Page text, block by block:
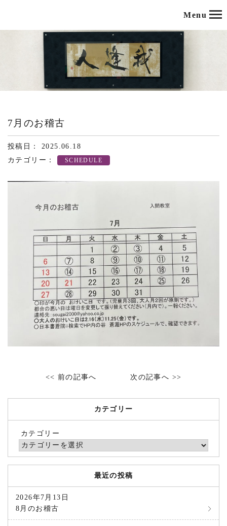
Menu
7月のお稽古
投稿日： 2025.06.18
カテゴリー：
SCHEDULE
<< 前の記事へ 次の記事へ >>
カテゴリー
カテゴリー
最近の投稿
2026年7月13日
8月のお稽古